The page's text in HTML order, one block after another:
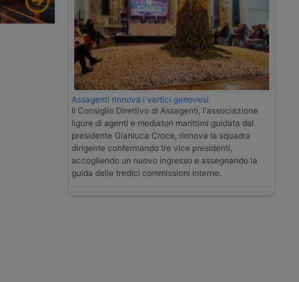
Assagenti rinnova i vertici genovesi
Il Consiglio Direttivo di Assagenti, l'associazione
ligure di agenti e mediatori marittimi guidata dal
presidente Gianluca Croce, rinnova la squadra
dirigente confermando tre vice presidenti,
accogliendo un nuovo ingresso e assegnando la
guida delle tredici commissioni interne.